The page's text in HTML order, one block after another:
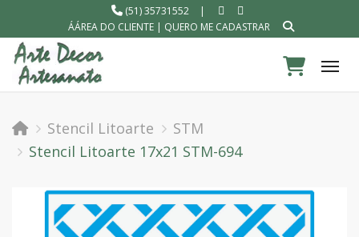
(51) 35731552
|
ÁÁREA DO CLIENTE| QUERO ME CADASTRAR
Stencil Litoarte
STM
Stencil Litoarte 17x21 STM-694